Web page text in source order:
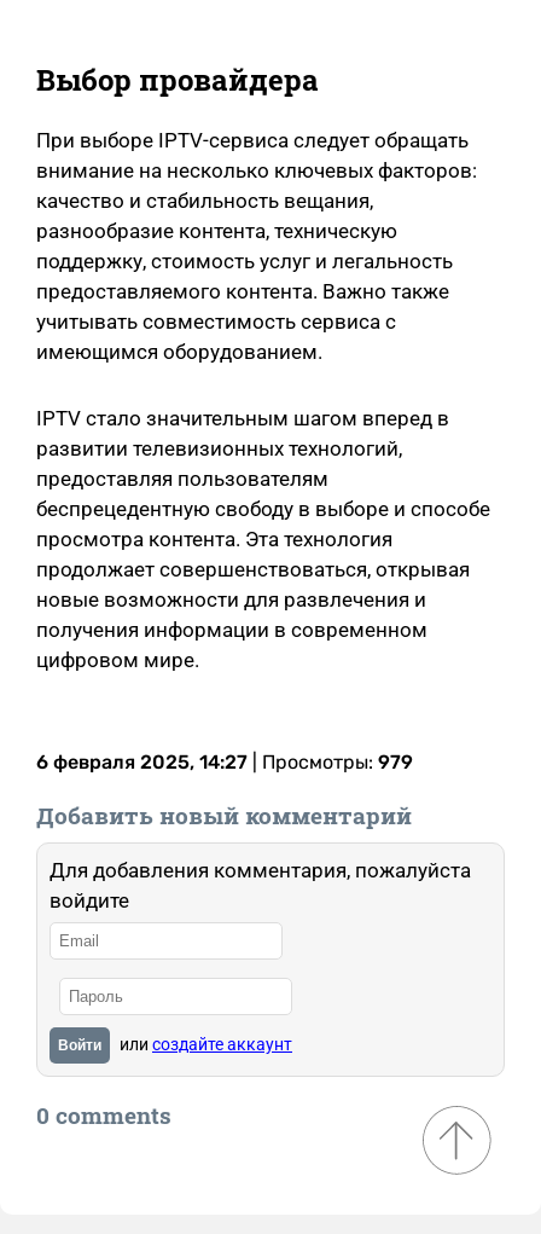
Выбор провайдера
При выборе IPTV-сервиса следует обращать
внимание на несколько ключевых факторов:
качество и стабильность вещания,
разнообразие контента, техническую
поддержку, стоимость услуг и легальность
предоставляемого контента. Важно также
учитывать совместимость сервиса с
имеющимся оборудованием.
IPTV стало значительным шагом вперед в
развитии телевизионных технологий,
предоставляя пользователям
беспрецедентную свободу в выборе и способе
просмотра контента. Эта технология
продолжает совершенствоваться, открывая
новые возможности для развлечения и
получения информации в современном
цифровом мире.
6 февраля 2025, 14:27 | Просмотры: 979
Добавить новый комментарий
Для добавления комментария, пожалуйста
войдите
Войти или создайте аккаунт
0 comments